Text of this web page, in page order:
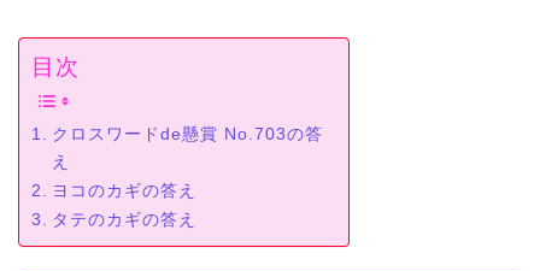
目次
クロスワードde懸賞 No.703の答
え
ヨコのカギの答え
タテのカギの答え